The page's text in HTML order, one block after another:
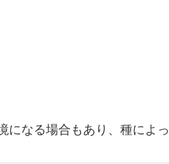
なる場合もあり、種によ